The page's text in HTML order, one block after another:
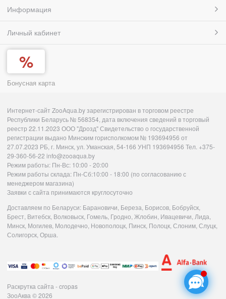
Информация
Личный кабинет
Бонусная карта
Интернет-сайт ZooAqua.by зарегистрирован в торговом реестре
Республики Беларусь № 568354, дата включения сведений в торговый
реестр 22.11.2023 ООО "Дрозд" Свидетельство о государственной
регистрации выдано Минским горисполкомом № 193694956 от
27.07.2023 РБ, г. Минск, ул. Уманская, 54-166 УНП 193694956 Тел. +375-
29-360-56-22 info@zooaqua.by
Режим работы: Пн-Вс: 10:00 - 20:00
Режим работы склада: Пн-Сб:10:00 - 18:00 (по согласованию с
менеджером магазина)
Заявки с сайта принимаются круглосуточно
Доставляем по Беларуси: Барановичи, Береза, Борисов, Бобруйск,
Брест, Витебск, Волковыск, Гомель, Гродно, Жлобин, Ивацевичи, Лида,
Минск, Могилев, Молодечно, Новополоцк, Пинск, Полоцк, Слоним, Слуцк,
Солигорск, Орша.
Раскрутка сайта - cropas
ЗооАква © 2026